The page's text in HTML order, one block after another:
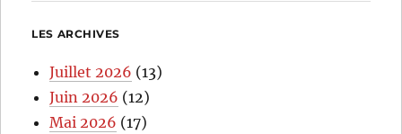
LES ARCHIVES
Juillet 2026 (13)
Juin 2026 (12)
Mai 2026 (17)